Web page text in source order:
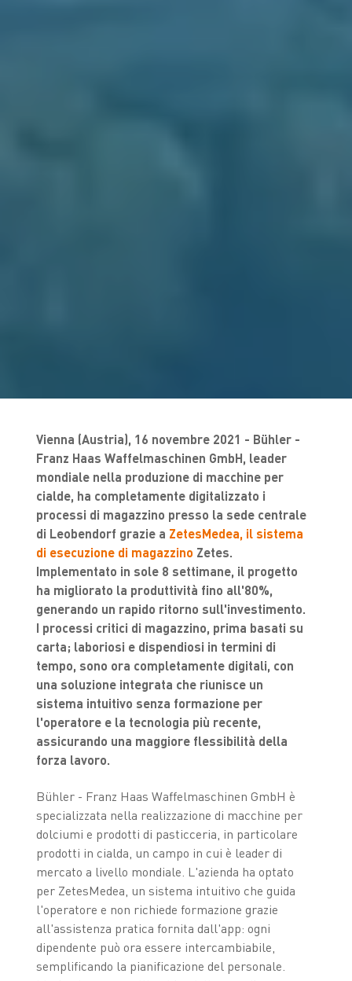
Vienna (Austria), 16 novembre 2021 - Bühler -
Franz Haas Waffelmaschinen GmbH, leader
mondiale nella produzione di macchine per
cialde, ha completamente digitalizzato i
processi di magazzino presso la sede centrale
di Leobendorf grazie a ZetesMedea, il sistema
di esecuzione di magazzino Zetes.
Implementato in sole 8 settimane, il progetto
ha migliorato la produttività fino all'80%,
generando un rapido ritorno sull'investimento.
I processi critici di magazzino, prima basati su
carta; laboriosi e dispendiosi in termini di
tempo, sono ora completamente digitali, con
una soluzione integrata che riunisce un
sistema intuitivo senza formazione per
l'operatore e la tecnologia più recente,
assicurando una maggiore flessibilità della
forza lavoro.
Bühler - Franz Haas Waffelmaschinen GmbH è
specializzata nella realizzazione di macchine per
dolciumi e prodotti di pasticceria, in particolare
prodotti in cialda, un campo in cui è leader di
mercato a livello mondiale. L'azienda ha optato
per ZetesMedea, un sistema intuitivo che guida
l'operatore e non richiede formazione grazie
all'assistenza pratica fornita dall'app: ogni
dipendente può ora essere intercambiabile,
semplificando la pianificazione del personale.